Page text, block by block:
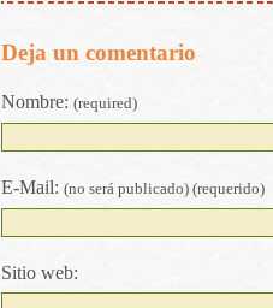
Deja un comentario
Nombre: (required)
E-Mail: (no será publicado) (requerido)
Sitio web: